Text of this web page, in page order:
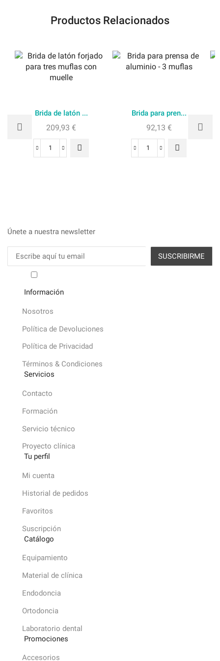
Productos Relacionados
Brida de latón ...
209,93 €
con
muelle
cantidad
Brida para pren...
92,13 €
cantidad
Únete a nuestra newsletter
Información
Nosotros
Política de Devoluciones
Política de Privacidad
Términos & Condiciones
Servicios
Contacto
Formación
Servicio técnico
Proyecto clínica
Tu perfil
Mi cuenta
Historial de pedidos
Favoritos
Suscripción
Catálogo
Equipamiento
Material de clínica
Endodoncia
Ortodoncia
Laboratorio dental
Promociones
Accesorios